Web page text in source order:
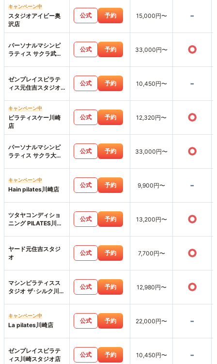
キャンペーン中
スタジオアイビー奥
沢店
公式 予約 15,000円〜 -
パーソナルマシンピ
ラティス サクラ武蔵
公式 予約 33,000円〜 ○
ゼンプレイスピラテ
ィス元住吉スタジオ
公式 予約 10,450円〜 -
キャンペーン中
ピラティスケー川崎
店
公式 予約 12,320円〜 ○
パーソナルマシンピ
ラティス サクラ大井
公式 予約 33,000円〜 ○
キャンペーン中
Hain pilates川崎店
公式 予約 9,900円〜 -
ツタヤコンディショ
ニング PILATES川崎
公式 予約 13,200円〜 ○
ヤード元住吉スタジ
オ
公式 予約 7,700円〜 ○
マシンピラティスス
タジオ ザ･シルク川崎
公式 予約 12,980円〜 ○
キャンペーン中
La pilates川崎店
公式 予約 22,000円〜 -
ゼンプレイスピラテ
ィス川崎スタジオ店
公式 予約 10,450円〜 -